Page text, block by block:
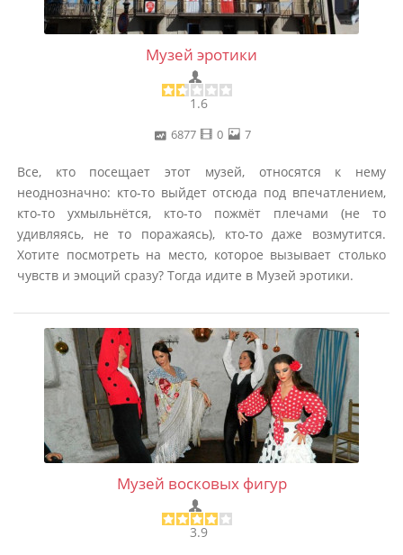
Музей эротики
1.6
6877 0 7
Все, кто посещает этот музей, относятся к нему
неоднозначно: кто-то выйдет отсюда под впечатлением,
кто-то ухмыльнётся, кто-то пожмёт плечами (не то
удивляясь, не то поражаясь), кто-то даже возмутится.
Хотите посмотреть на место, которое вызывает столько
чувств и эмоций сразу? Тогда идите в Музей эротики.
Музей восковых фигур
3.9